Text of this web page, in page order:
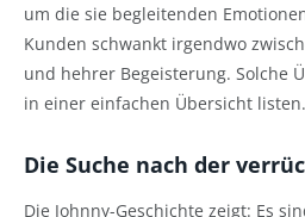
um die sie begleitenden
Kunden schwankt irgendwo
und hehrer Begeisterung. Solche
in einer einfachen Übersicht listen.
Die Suche nach der
Die Johnny-Geschichte zeigt: Es